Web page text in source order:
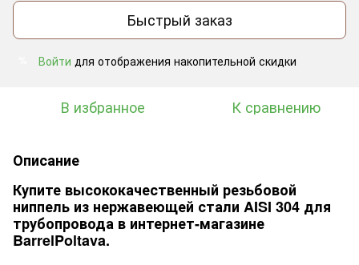
Быстрый заказ
Войти для отображения накопительной скидки
В избранное К сравнению
Описание
Купите высококачественный резьбовой
ниппель из нержавеющей стали AISI 304 для
трубопровода в интернет-магазине
BarrelPoltava.